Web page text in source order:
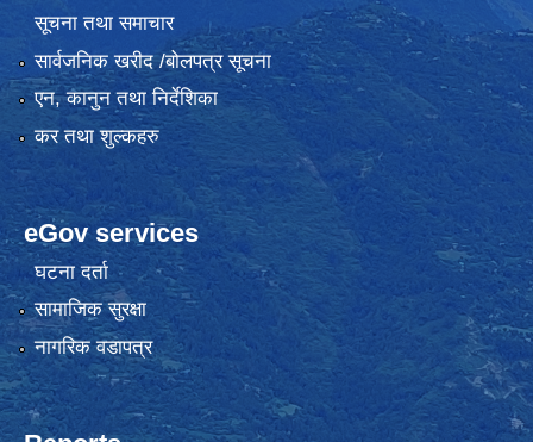
सूचना तथा समाचार
सार्वजनिक खरीद /बोलपत्र सूचना
एन, कानुन तथा निर्देशिका
कर तथा शुल्कहरु
eGov services
घटना दर्ता
सामाजिक सुरक्षा
नागरिक वडापत्र